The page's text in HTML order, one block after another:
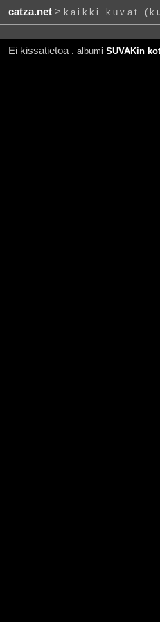
catza.net> kaikki kuvat
Ei kissatietoa
. albumi SUVAKin